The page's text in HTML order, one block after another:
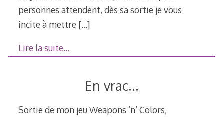
personnes attendent, dès sa sortie je vous
incite à mettre […]
Lire la suite…
En vrac…
Sortie de mon jeu Weapons ‘n’ Colors,